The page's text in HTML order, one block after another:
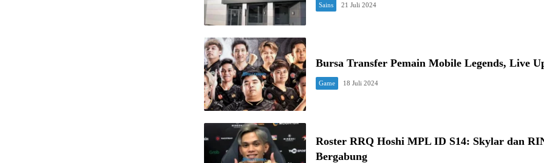
Sains 21 Juli 2024
Bursa Transfer Pemain Mobile Legends, Live
Game 18 Juli 2024
Roster RRQ Hoshi MPL ID S14: Skylar dan
Bergabung